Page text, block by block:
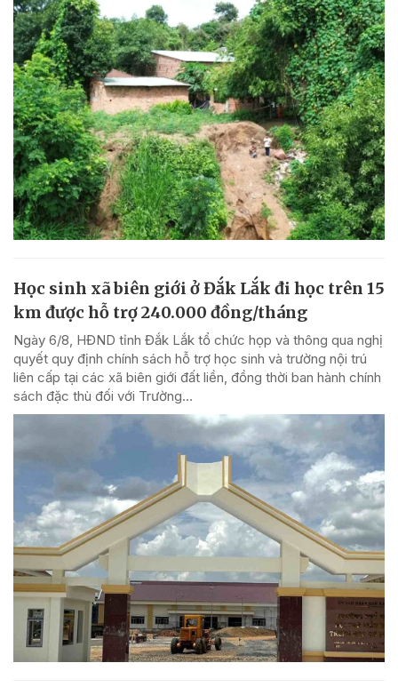
Học sinh xã biên giới ở Đắk Lắk đi học trên 15
km được hỗ trợ 240.000 đồng/tháng
Ngày 6/8, HĐND tỉnh Đắk Lắk tổ chức họp và thông qua nghị
quyết quy định chính sách hỗ trợ học sinh và trường nội trú
liên cấp tại các xã biên giới đất liền, đồng thời ban hành chính
sách đặc thù đối với Trường...